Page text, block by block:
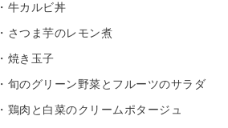
・牛カルビ丼
・さつま芋のレモン煮
・焼き玉子
・旬のグリーン野菜とフルーツのサラダ
・鶏肉と白菜のクリームポタージュ